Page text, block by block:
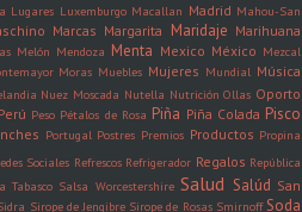
Lugares Luxemburgo Macallan Madrid Mahou-San
Marcas Margarita Maridaje Marihuana
Melón Mendoza Menta Mexico México Mezcal
Moras Muebles Mujeres Mundial Música
Nuez Moscada Nutella Nutrición Ollas Oporto
Perú Peso Pétalos de Rosa Piña Piña Colada Pisco
Portugal Postres Premios Productos Propina
Sociales Refrescos Refrigerador Regalos República
Tabasco Salsa Worcestershire Salud Salúd San
Sirope de Jengibre Sirope de Rosas Smirnoff Soda